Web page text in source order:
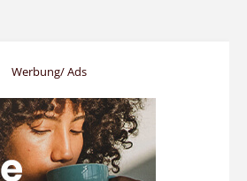
Werbung/ Ads